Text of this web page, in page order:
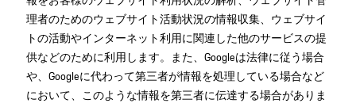
理者のためのウェブサイト活動状況の情報収集、ウェブサイ
トの活動やインターネット利用に関連した他のサービスの提
供などのために利用します。また、Googleは法律に従う場合
や、Googleに代わって第三者が情報を処理している場合など
において、このような情報を第三者に伝達する場合がありま